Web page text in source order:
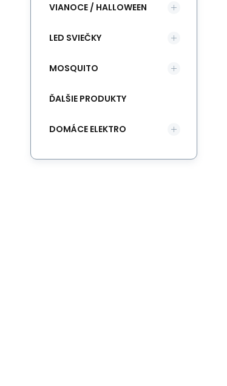
VIANOCE / HALLOWEEN
LED SVIEČKY
MOSQUITO
ĎALŠIE PRODUKTY
DOMÁCE ELEKTRO